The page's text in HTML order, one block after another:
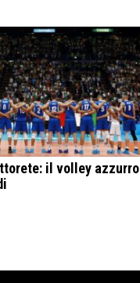
il volley azzurro